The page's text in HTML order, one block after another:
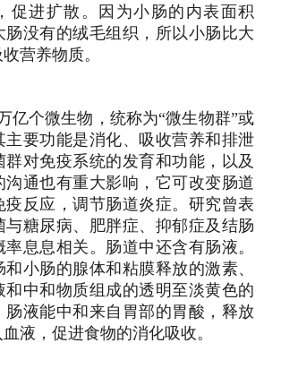
促进扩散。因为小肠的内表面积
肠没有的绒毛组织，所以小肠比大
营养物质。
亿个微生物，统称为“微生物群”或
主要功能是消化、吸收营养和排泄
群对免疫系统的发育和功能，以及
沟通也有重大影响，它可改变肠道
疫反应，调节肠道炎症。研究曾表
与糖尿病、肥胖症、抑郁症及结肠
息息相关。肠道中还含有肠液。
小肠的腺体和粘膜释放的激素、
和中和物质组成的透明至淡黄色的
肠液能中和来自胃部的胃酸，释放
液，促进食物的消化吸收。